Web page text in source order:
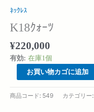
ﾈｯｸﾚｽ
K18ｸｫｰﾂ
¥220,000
有効: 在庫1個
お買い物カゴに追加
商品コード: 549 カテゴリー: